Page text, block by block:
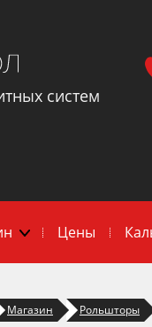
систем
Цены
Магазин Рольшторы